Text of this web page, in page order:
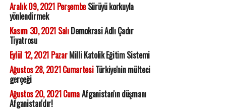
Aralık 09, 2021 PerşembeSürüyü korkuyla
yönlendirmek
Kasım 30, 2021 SalıDemokrasi Adlı Çadır
Tiyatrosu
Eylül 12, 2021 PazarMilli Katolik Eğitim Sistemi
Ağustos 28, 2021 CumartesiTürkiye'nin mülteci
gerçeği
Ağustos 20, 2021 CumaAfganistan'ın düşmanı
Afganistan'dır!